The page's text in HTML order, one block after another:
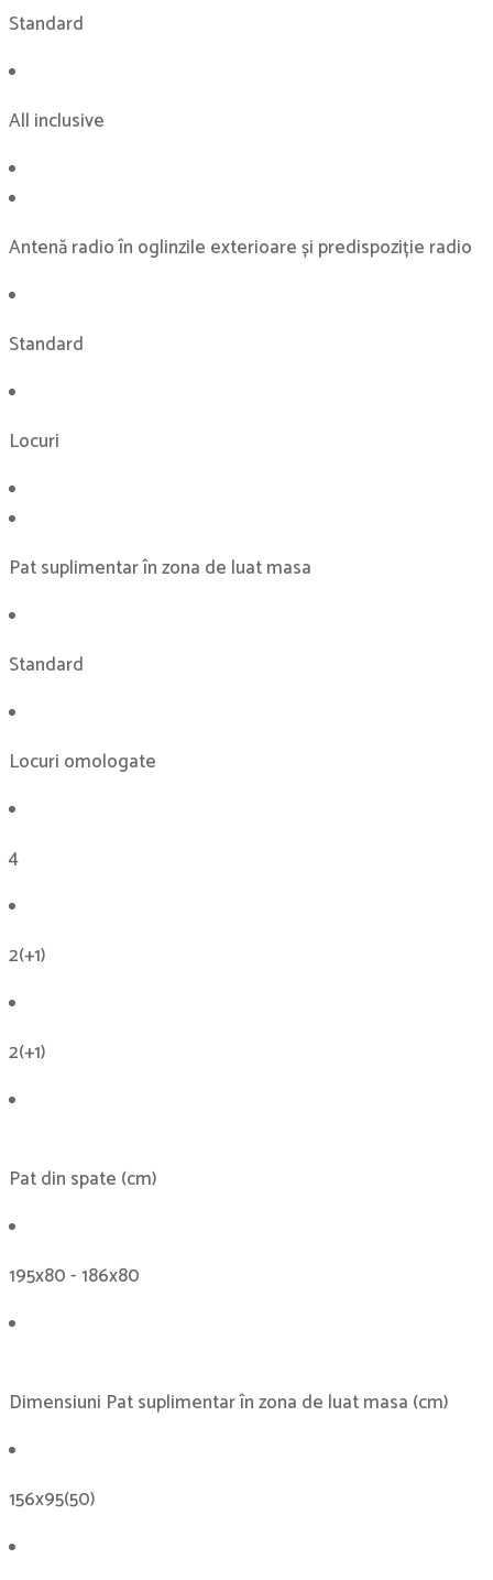
Standard
All inclusive
Antenă radio în oglinzile exterioare și predispoziție radio
Standard
Locuri
Pat suplimentar în zona de luat masa
Standard
Locuri omologate
4
2(+1)
2(+1)
Pat din spate (cm)
195x80 - 186x80
Dimensiuni Pat suplimentar în zona de luat masa (cm)
156x95(50)